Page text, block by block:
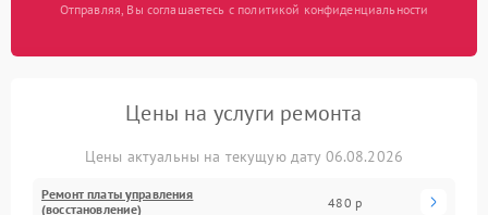
Отправляя, Вы соглашаетесь с политикой конфиденциальности
Цены на услуги ремонта
Цены актуальны на текущую дату 06.08.2026
Ремонт платы управления
(восстановление)
480 р